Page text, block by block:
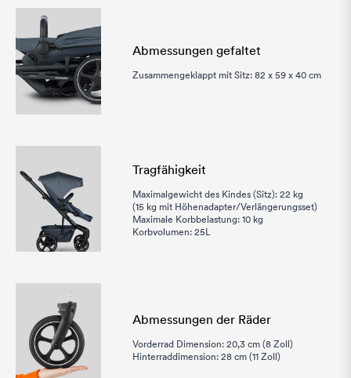
Sprache
Abmessungen gefaltet
Zusammengeklappt mit Sitz: 82 x 59 x 40 cm
Tragfähigkeit
Maximalgewicht des Kindes (Sitz): 22 kg
(15 kg mit Höhenadapter/Verlängerungsset)
Maximale Korbbelastung: 10 kg
Korbvolumen: 25L
Abmessungen der Räder
Vorderrad Dimension: 20,3 cm (8 Zoll)
Hinterraddimension: 28 cm (11 Zoll)